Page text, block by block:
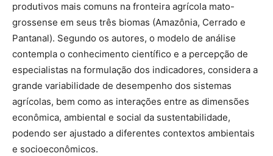
produtivos mais comuns na fronteira agrícola mato-
grossense em seus três biomas (Amazônia, Cerrado e
Pantanal). Segundo os autores, o modelo de análise
contempla o conhecimento científico e a percepção de
especialistas na formulação dos indicadores, considera a
grande variabilidade de desempenho dos sistemas
agrícolas, bem como as interações entre as dimensões
econômica, ambiental e social da sustentabilidade,
podendo ser ajustado a diferentes contextos ambientais
e socioeconômicos.